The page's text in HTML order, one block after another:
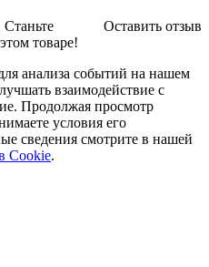
Оставить отзыв
товаре!
анализа событий на нашем
взаимодействие с
Продолжая просмотр
условия его
сведения смотрите в нашей
Cookie.